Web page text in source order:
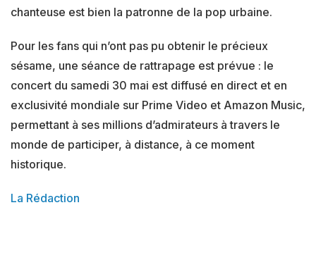
chanteuse est bien la patronne de la pop urbaine.
Pour les fans qui n’ont pas pu obtenir le précieux
sésame, une séance de rattrapage est prévue : le
concert du samedi 30 mai est diffusé en direct et en
exclusivité mondiale sur Prime Video et Amazon Music,
permettant à ses millions d’admirateurs à travers le
monde de participer, à distance, à ce moment
historique.
La Rédaction